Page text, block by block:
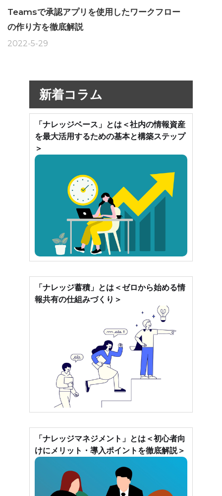
Teamsで承認アプリを使用したワークフロー
の作り方を徹底解説
2022-5-29
新着コラム
「ナレッジベース」とは＜社内の情報資産
を最大活用するための基本と構築ステップ
＞
「ナレッジ蓄積」とは＜ゼロから始める情
報共有の仕組みづくり＞
「ナレッジマネジメント」とは＜初心者向
けにメリット・導入ポイントを徹底解説＞